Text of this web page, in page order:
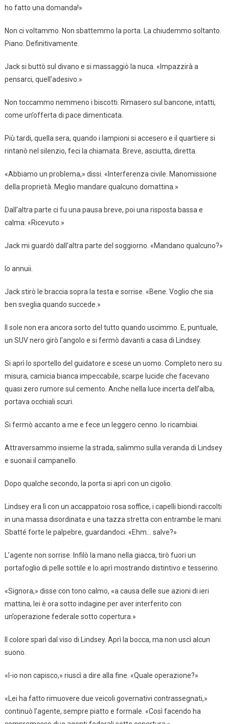
ho fatto una domanda!»
Non ci voltammo. Non sbattemmo la porta. La chiudemmo soltanto.
Piano. Definitivamente.
Jack si buttò sul divano e si massaggiò la nuca. «Impazzirà a
pensarci, quell’adesivo.»
Non toccammo nemmeno i biscotti. Rimasero sul bancone, intatti,
come un’offerta di pace dimenticata.
Più tardi, quella sera, quando i lampioni si accesero e il quartiere si
rintanò nel silenzio, feci la chiamata. Breve, asciutta, diretta.
«Abbiamo un problema,» dissi. «Interferenza civile. Manomissione
della proprietà. Meglio mandare qualcuno domattina.»
Dall’altra parte ci fu una pausa breve, poi una risposta bassa e
calma: «Ricevuto.»
Jack mi guardò dall’altra parte del soggiorno. «Mandano qualcuno?»
Io annuii.
Jack stirò le braccia sopra la testa e sorrise. «Bene. Voglio che sia
ben sveglia quando succede.»
Il sole non era ancora sorto del tutto quando uscimmo. E, puntuale,
un SUV nero girò l’angolo e si fermò davanti a casa di Lindsey.
Si aprì lo sportello del guidatore e scese un uomo. Completo nero su
misura, camicia bianca impeccabile, scarpe lucide che facevano
quasi zero rumore sul cemento. Anche nella luce incerta dell’alba,
portava occhiali scuri.
Si fermò accanto a me e fece un leggero cenno. Io ricambiai.
Attraversammo insieme la strada, salimmo sulla veranda di Lindsey
e suonai il campanello.
Dopo qualche secondo, la porta si aprì con un cigolio.
Lindsey era lì con un accappatoio rosa soffice, i capelli biondi raccolti
in una massa disordinata e una tazza stretta con entrambe le mani.
Sbatté forte le palpebre, guardandoci. «Ehm… salve?»
L’agente non sorrise. Infilò la mano nella giacca, tirò fuori un
portafoglio di pelle sottile e lo aprì mostrando distintivo e tesserino.
«Signora,» disse con tono calmo, «a causa delle sue azioni di ieri
mattina, lei è ora sotto indagine per aver interferito con
un’operazione federale sotto copertura.»
Il colore sparì dal viso di Lindsey. Aprì la bocca, ma non uscì alcun
suono.
«I-io non capisco,» riuscì a dire alla fine. «Quale operazione?»
«Lei ha fatto rimuovere due veicoli governativi contrassegnati,»
continuò l’agente, sempre piatto e formale. «Così facendo ha